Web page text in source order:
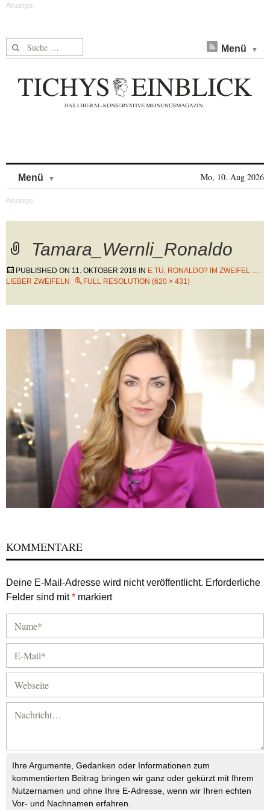
Suche nach: Menü
Menü Mo, 10. Aug 2026
Tamara_Wernli_Ronaldo
PUBLISHED ON 11. OKTOBER 2018 IN E TU, RONALDO? IM ZWEIFEL ….
LIEBER ZWEIFELN
FULL RESOLUTION (620 × 431)
KOMMENTARE
Deine E-Mail-Adresse wird nicht veröffentlicht. Erforderliche
Felder sind mit* markiert
Ihre Argumente, Gedanken oder Informationen zum
kommentierten Beitrag bringen wir ganz oder gekürzt mit Ihrem
Nutzernamen und ohne Ihre E-Adresse, wenn wir Ihren echten
Vor- und Nachnamen erfahren.